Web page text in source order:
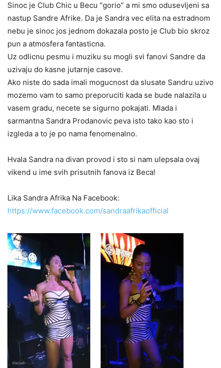
Sinoc je Club Chic u Becu “gorio” a mi smo odusevljeni sa
nastup Sandre Afrike. Da je Sandra vec elita na estradnom
nebu je sinoc jos jednom dokazala posto je Club bio skroz
pun a atmosfera fantasticna.
Uz odlicnu pesmu i muziku su mogli svi fanovi Sandre da
uzivaju do kasne jutarnje casove.
Ako niste do sada imali mogucnost da slusate Sandru uzivo
mozemo vam to samo preporuciti kada se bude nalazila u
vasem gradu, necete se sigurno pokajati. Mlada i
sarmantna Sandra Prodanovic peva isto tako kao sto i
izgleda a to je po nama fenomenalno.
Hvala Sandra na divan provod i sto si nam ulepsala ovaj
vikend u ime svih prisutnih fanova iz Beca!
Lika Sandra Afrika Na Facebook:
https://www.facebook.com/sandraafrikaofficial